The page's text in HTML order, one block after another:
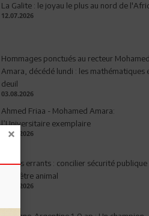
La Galite : le joyau le plus au nord de
12.07.2026
Hommages ponctués au recteur Mohamed
Amara, décédé lundi : les mathématiques
deuil
03.08.2026
Ahmed Friaa - Mohamed Amara:
l’Universitaire exemplaire
04.08.2026
Chiens errants : concilier sécurité
bien-être animal
17.07.2026